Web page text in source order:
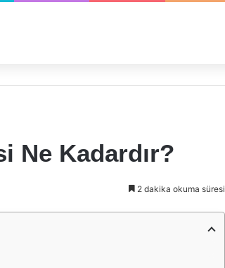
Ne Kadardır?
2 dakika okuma süresi